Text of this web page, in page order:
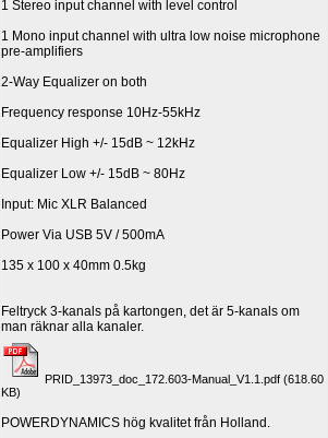
1 Stereo input channel with level control
1 Mono input channel with ultra low noise microphone
pre-amplifiers
2-Way Equalizer on both
Frequency response 10Hz-55kHz
Equalizer High +/- 15dB ~ 12kHz
Equalizer Low +/- 15dB ~ 80Hz
Input: Mic XLR Balanced
Power Via USB 5V / 500mA
135 x 100 x 40mm 0.5kg
Feltryck 3-kanals på kartongen, det är 5-kanals om
man räknar alla kanaler.
PRID_13973_doc_172.603-Manual_V1.1.pdf (618.60
KB)
POWERDYNAMICS hög kvalitet från Holland.